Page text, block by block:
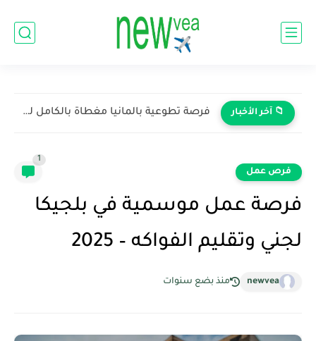
📁 آخر الأخبار فرصة عمل للطهاة في أستراليا: دليلك الشامل للانضمام لعالم الطهي...
فرص عمل
1
فرصة عمل موسمية في بلجيكا
لجني وتقليم الفواكه – 2025
newvea منذ بضع سنوات